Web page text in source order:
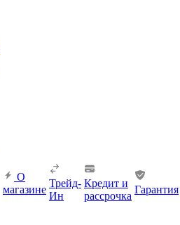
О
магазине
Трейд-
Ин
Кредит и
рассрочка
Гарантия